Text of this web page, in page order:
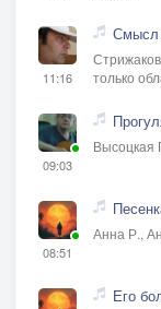
11:16
Смысл
только
09:03
Высоцкая
08:51
Анна Р.,
Его